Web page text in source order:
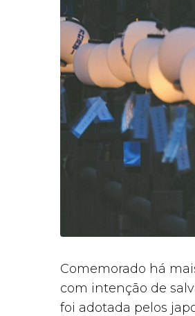
Comemorado há
com intenção de
foi adotada pelos